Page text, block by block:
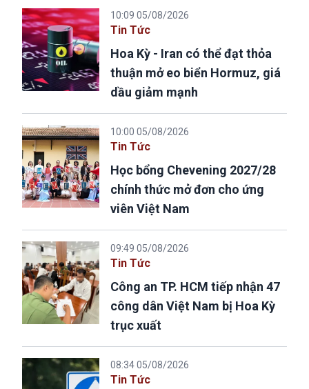
10:09 05/08/2026
Tin Tức
Hoa Kỳ - Iran có thể đạt thỏa
thuận mở eo biển Hormuz, giá
dầu giảm mạnh
10:00 05/08/2026
Tin Tức
Học bổng Chevening 2027/28
chính thức mở đơn cho ứng
viên Việt Nam
09:49 05/08/2026
Tin Tức
Công an TP. HCM tiếp nhận 47
công dân Việt Nam bị Hoa Kỳ
trục xuất
08:34 05/08/2026
Tin Tức